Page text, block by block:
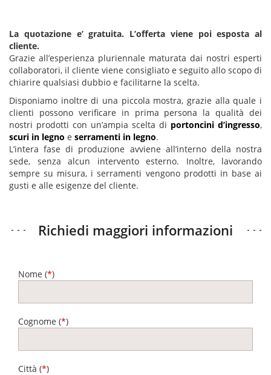
La quotazione e’ gratuita. L’offerta viene poi esposta al
cliente.
Grazie all’esperienza pluriennale maturata dai nostri esperti
collaboratori, il cliente viene consigliato e seguito allo scopo di
chiarire qualsiasi dubbio e facilitarne la scelta.
Disponiamo inoltre di una piccola mostra, grazie alla quale i
clienti possono verificare in prima persona la qualità dei
nostri prodotti con un’ampia scelta di portoncini d’ingresso,
scuri in legno e serramenti in legno.
L’intera fase di produzione avviene all’interno della nostra
sede, senza alcun intervento esterno. Inoltre, lavorando
sempre su misura, i serramenti vengono prodotti in base ai
gusti e alle esigenze del cliente.
Richiedi maggiori informazioni
Nome (*)
Cognome (*)
Città (*)